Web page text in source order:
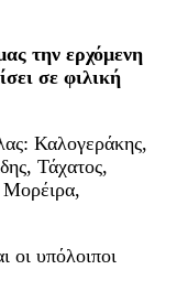
την ερχόμενη
σε φιλική
Καλογεράκης,
Τάχατος,
οι υπόλοιποι